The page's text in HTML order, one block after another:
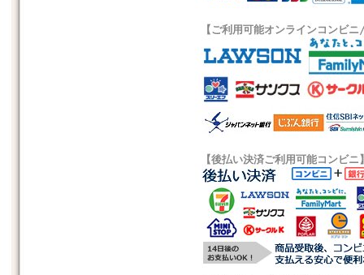
【ご利用可能オンラインコンビ
【後払い決済ご利用可能コンビニ